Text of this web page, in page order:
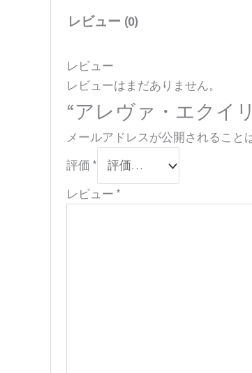
レビュー (0)
レビュー
レビューはまだありません。
“アレヴァ・エクイ
メールアドレスが公開されること
評価 *
レビュー *